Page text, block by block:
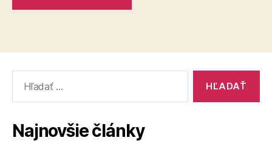
Najnovšie články